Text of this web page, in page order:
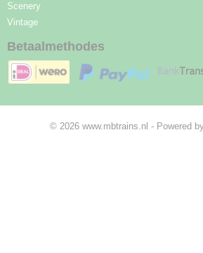
Scenery
Vintage
Betaalmethodes
© 2026 www.mbtrains.nl - Powered